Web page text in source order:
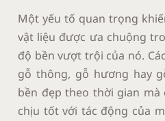
Một yếu tố quan trọng
vật liệu được ưa chuộng
độ bền vượt trội của nó.
gỗ thông, gỗ hương hay
bền đẹp theo thời gian mà
chịu tốt với tác động của